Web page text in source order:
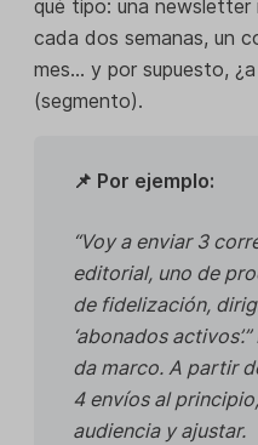
qué tipo: una newsletter
cada dos semanas, un
mes… y por supuesto,
(segmento).
📌 Por ejemplo:
“Voy a enviar 3
editorial, uno de
de fidelización,
‘abonados
da marco. A partir
4 envíos al
audiencia y ajustar.